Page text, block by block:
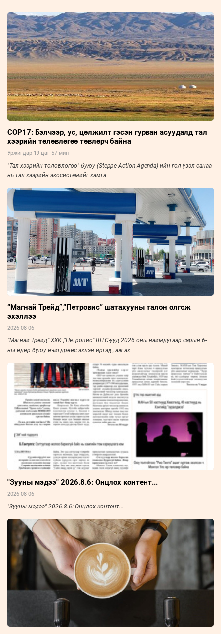
COP17: Бэлчээр, ус, цөлжилт гэсэн гурван асуудалд тал
хээрийн төлөвлөгөө төвлөрч байна
Уржигдар 19 цаг 57 мин
"Тал хээрийн төлөвлөгөө" буюу (Steppe Action Agenda)-ийн гол үзэл санаа
нь тал хээрийн экосистемийг хамга
“Магнай Трейд”,“Петровис” шатахууны талон олгож
эхэллээ
2026-08-06
“Магнай Трейд” ХХК ,“Петровис” ШТС-ууд 2026 оны наймдугаар сарын 6-
ны өдөр буюу өчигдрөөс эхлэн иргэд , аж ах
"Зууны мэдээ" 2026.8.6: Онцлох контент...
2026-08-06
"Зууны мэдээ" 2026.8.6: Онцлох контент...